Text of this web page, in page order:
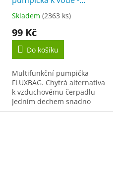
Víceúčelová 3 v 1
Průměrné
produktu
3,3
5
hvězdiček.
Skladem (2363 ks)
99 Kč
Do košíku
Multifunkční pumpička
FLUXBAG. Chytrá alternativa
k vzduchovému čerpadlu
Jedním dechem snadno
nafoukněte nafukovací